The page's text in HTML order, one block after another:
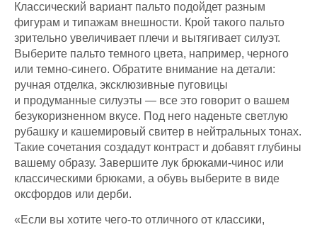
Классический вариант пальто подойдет разным
фигурам и типажам внешности. Крой такого пальто
зрительно увеличивает плечи и вытягивает силуэт.
Выберите пальто темного цвета, например, черного
или темно-синего. Обратите внимание на детали:
ручная отделка, эксклюзивные пуговицы
и продуманные силуэты — все это говорит о вашем
безукоризненном вкусе. Под него наденьте светлую
рубашку и кашемировый свитер в нейтральных тонах.
Такие сочетания создадут контраст и добавят глубины
вашему образу. Завершите лук брюками-чинос или
классическими брюками, а обувь выберите в виде
оксфордов или дерби.
«Если вы хотите чего-то отличного от классики,